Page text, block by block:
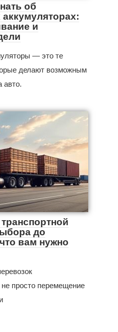
об
и
— это те
делают возможным
авто.
до
вам нужно
просто перемещение